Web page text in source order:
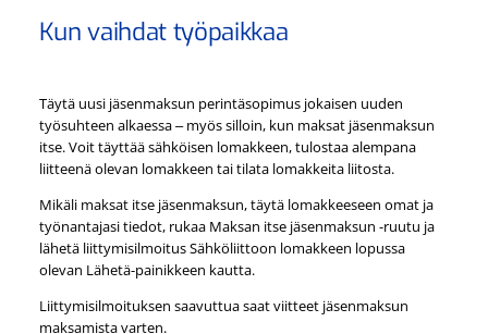
Kun vaihdat työpaikkaa
Täytä uusi jäsenmaksun perintäsopimus jokaisen uuden
työsuhteen alkaessa ‒ myös silloin, kun maksat jäsenmaksun
itse. Voit täyttää sähköisen lomakkeen, tulostaa alempana
liitteenä olevan lomakkeen tai tilata lomakkeita liitosta.
Mikäli maksat itse jäsenmaksun, täytä lomakkeeseen omat ja
työnantajasi tiedot, rukaa Maksan itse jäsenmaksun -ruutu ja
lähetä liittymisilmoitus Sähköliittoon lomakkeen lopussa
olevan Lähetä-painikkeen kautta.
Liittymisilmoituksen saavuttua saat viitteet jäsenmaksun
maksamista varten.